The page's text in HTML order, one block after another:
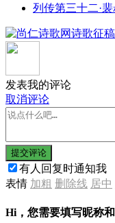
列传第三十二·
发表我的评论
取消评论
提交评论
有人回复时通知我
表情 加粗 删除线 居中
Hi，您需要填写昵称和